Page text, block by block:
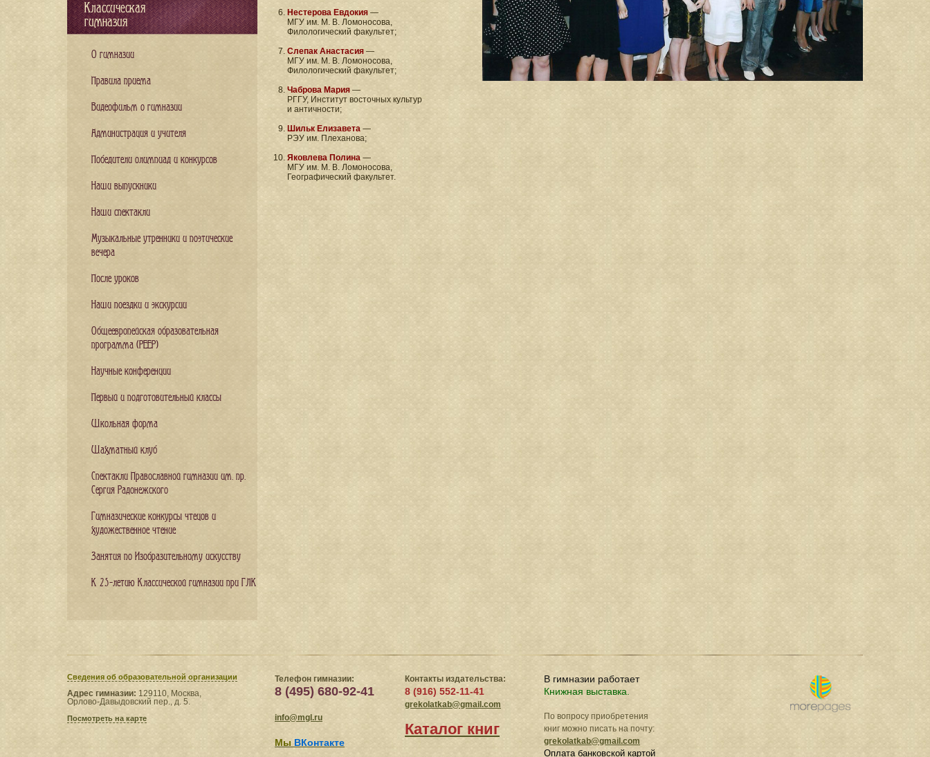
Нестерова Евдокия —
МГУ им. М. В. Ломоносова,
Филологический факультет;
Слепак Анастасия —
МГУ им. М. В. Ломоносова,
Филологический факультет;
Чаброва Мария —
РГГУ, Институт восточных культур
и античности;
Шильк Елизавета —
РЭУ им. Плеханова;
Яковлева Полина —
МГУ им. М. В. Ломоносова,
Географический факультет.
Классическая
гимназия
О гимназии
Правила приема
Видеофильм о гимназии
Администрация и учителя
Победители олимпиад и конкурсов
Наши выпускники
Наши спектакли
Музыкальные утренники и поэтические
вечера
После уроков
Наши поездки и экскурсии
Общеевропейская образовательная
программа (PEEP)
Научные конференции
Первый и подготовительный классы
Школьная форма
Шахматный клуб
Спектакли Православной гимназии им. пр.
Сергия Радонежского
Гимназические конкурсы чтецов и
художественное чтение
Занятия по Изобразительному искусству
К 25-летию Классической гимназии при ГЛК
Сведения​ об образовательной организации
Адрес гимназии: 129110, Москва,
Орлово-Давыдовский пер., д. 5.
Посмотреть на карте
Телефон гимназии:
8 (495) 680-92-41
info@mgl.ru
Мы ВКонтакте
Контакты издательства:
8 (916) 552-11-41
grekolatkab@gmail.com
Каталог книг
В гимназии работает
Книжная выставка.
По вопросу приобретения
книг можно писать на почту:
grekolatkab@gmail.com
Оплата банковской картой